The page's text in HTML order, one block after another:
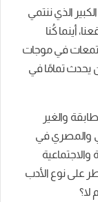
الذي ننتمي
أينما كُنا
في موجات
يحدث تمامًا في
والغير
والمصري في
والاجتماعية
على نوع الأدب
لا؟